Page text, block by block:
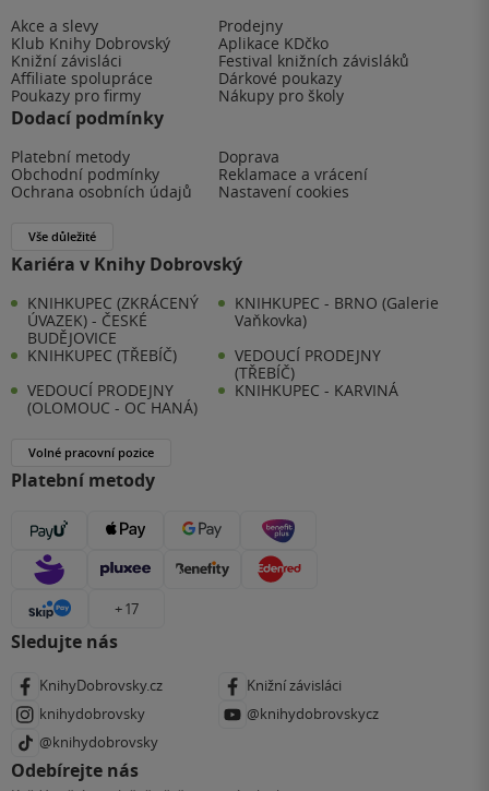
Akce a slevy
Prodejny
Klub Knihy Dobrovský
Aplikace KDčko
Knižní závisláci
Festival knižních závisláků
Affiliate spolupráce
Dárkové poukazy
Poukazy pro firmy
Nákupy pro školy
Dodací podmínky
Platební metody
Doprava
Obchodní podmínky
Reklamace a vrácení
Ochrana osobních údajů
Nastavení cookies
Vše důležité
Kariéra v Knihy Dobrovský
KNIHKUPEC (ZKRÁCENÝ
ÚVAZEK) - ČESKÉ
BUDĚJOVICE
KNIHKUPEC - BRNO (Galerie
Vaňkovka)
KNIHKUPEC (TŘEBÍČ)
VEDOUCÍ PRODEJNY
(TŘEBÍČ)
VEDOUCÍ PRODEJNY
(OLOMOUC - OC HANÁ)
KNIHKUPEC - KARVINÁ
Volné pracovní pozice
Platební metody
+ 17
Sledujte nás
KnihyDobrovsky.cz
Knižní závisláci
knihydobrovsky
@knihydobrovskycz
@knihydobrovsky
Odebírejte nás